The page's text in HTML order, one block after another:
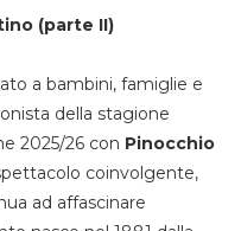
(parte II)
a bambini, famiglie e
della stagione
2025/26 con Pinocchio
coinvolgente,
ad affascinare